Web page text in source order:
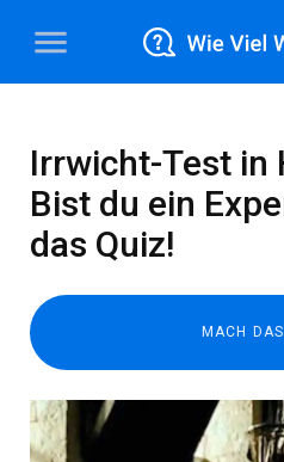
menu
Irrwicht-Test in
Bist du ein
das Quiz!